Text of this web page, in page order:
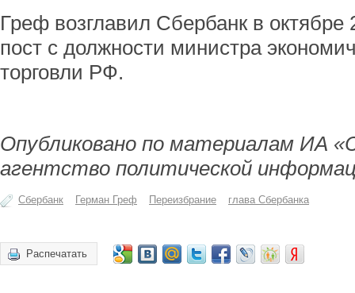
Греф возглавил Сбербанк в октябре
пост с должности министра
торговли РФ.
Опубликовано по материалам ИА
агентство политической
Сбербанк Герман Греф Переизбрание глава Сбербанка
Распечатать